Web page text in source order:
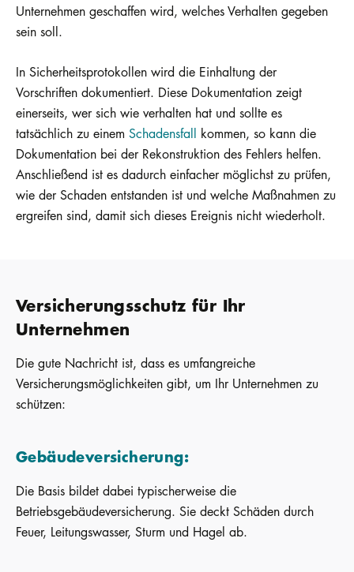
Unternehmen geschaffen wird, welches Verhalten gegeben
sein soll.
In Sicherheitsprotokollen wird die Einhaltung der
Vorschriften dokumentiert. Diese Dokumentation zeigt
einerseits, wer sich wie verhalten hat und sollte es
tatsächlich zu einem Schadensfall kommen, so kann die
Dokumentation bei der Rekonstruktion des Fehlers helfen.
Anschließend ist es dadurch einfacher möglichst zu prüfen,
wie der Schaden entstanden ist und welche Maßnahmen zu
ergreifen sind, damit sich dieses Ereignis nicht wiederholt.
Versicherungsschutz für Ihr
Unternehmen
Die gute Nachricht ist, dass es umfangreiche
Versicherungsmöglichkeiten gibt, um Ihr Unternehmen zu
schützen:
Gebäudeversicherung:
Die Basis bildet dabei typischerweise die
Betriebsgebäudeversicherung. Sie deckt Schäden durch
Feuer, Leitungswasser, Sturm und Hagel ab.